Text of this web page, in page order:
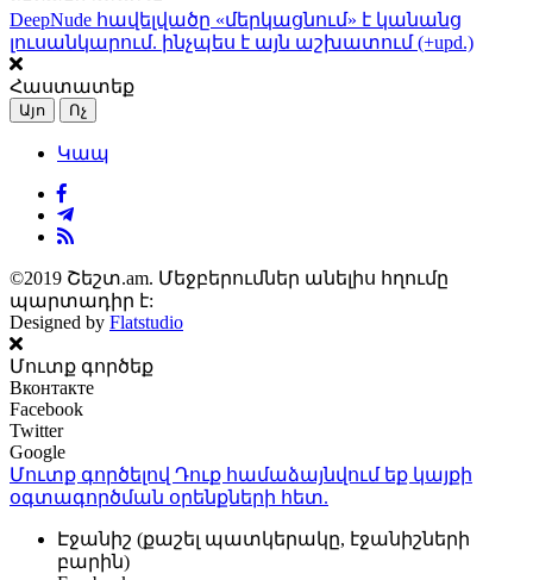
DeepNude հավելվածը «մերկացնում» է կանանց
լուսանկարում. ինչպես է այն աշխատում (+upd.)
Հաստատեք
Այո Ոչ
Կապ
©2019 Շեշտ.am. Մեջբերումներ անելիս հղումը
պարտադիր է:
Designed by Flatstudio
Մուտք գործեք
Вконтакте
Facebook
Twitter
Google
Մուտք գործելով Դուք համաձայնվում եք կայքի
օգտագործման օրենքների հետ.
Էջանիշ (քաշել պատկերակը, էջանիշների
բարին)